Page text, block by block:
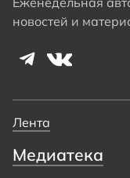
новостей и
Лента
Медиатека